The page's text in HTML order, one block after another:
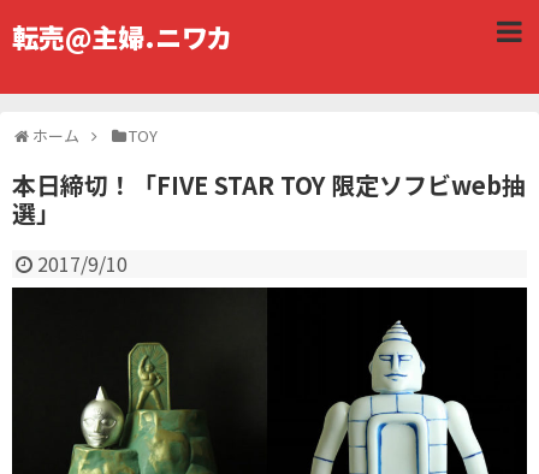
転売@主婦.ニワカ
ホーム TOY
本日締切！「FIVE STAR TOY 限定ソフビweb抽
選」
2017/9/10